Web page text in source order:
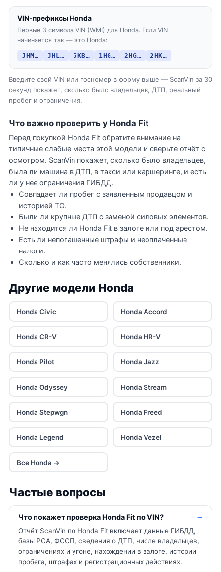
VIN-префиксы Honda
Первые 3 символа VIN (WMI) для Honda. Если VIN
начинается так — это Honda:
JHM… JHL… 5KB… 1HG… 2HG… 2HK…
Введите свой VIN или госномер в форму выше — ScanVin за 30
секунд покажет, сколько было владельцев, ДТП, реальный
пробег и ограничения.
Что важно проверить у Honda Fit
Перед покупкой Honda Fit обратите внимание на
типичные слабые места этой модели и сверьте отчёт с
осмотром. ScanVin покажет, сколько было владельцев,
была ли машина в ДТП, в такси или каршеринге, и есть
ли у нее ограничения ГИБДД.
Совпадает ли пробег с заявленным продавцом и
историей ТО.
Были ли крупные ДТП с заменой силовых элементов.
Не находится ли Honda Fit в залоге или под арестом.
Есть ли непогашенные штрафы и неоплаченные
налоги.
Сколько и как часто менялись собственники.
Другие модели Honda
Honda Civic Honda Accord
Honda CR-V Honda HR-V
Honda Pilot Honda Jazz
Honda Odyssey Honda Stream
Honda Stepwgn Honda Freed
Honda Legend Honda Vezel
Все Honda →
Частые вопросы
Что покажет проверка Honda Fit по VIN?
Отчёт ScanVin по Honda Fit включает данные ГИБДД,
базы РСА, ФССП, сведения о ДТП, числе владельцев,
ограничениях и угоне, нахождении в залоге, истории
пробега, штрафах и регистрационных действиях.